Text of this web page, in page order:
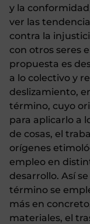
y la
ver las
contra la
con otros seres
propuesta es
a lo colectivo y
deslizamiento,
término, cuyo
para aplicarlo a
de cosas, el
orígenes
empleo en
desarrollo. Así
término se
más en
materiales, el